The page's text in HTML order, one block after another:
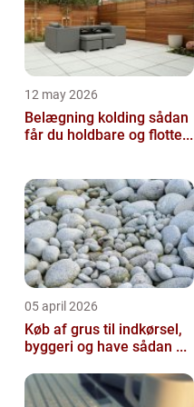
12 may 2026
Belægning kolding sådan
får du holdbare og flotte...
05 april 2026
Køb af grus til indkørsel,
byggeri og have sådan ...